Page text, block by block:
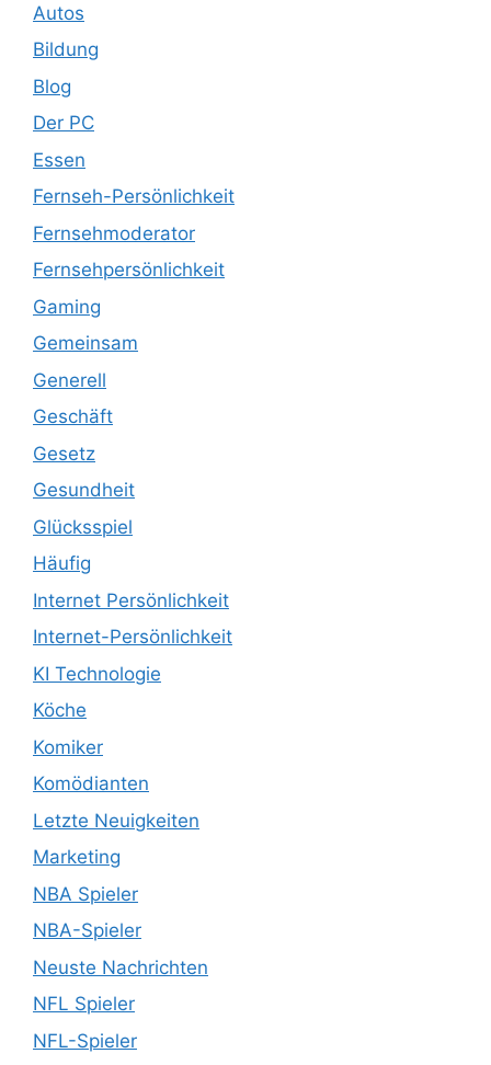
Autos
Bildung
Blog
Der PC
Essen
Fernseh-Persönlichkeit
Fernsehmoderator
Fernsehpersönlichkeit
Gaming
Gemeinsam
Generell
Geschäft
Gesetz
Gesundheit
Glücksspiel
Häufig
Internet Persönlichkeit
Internet-Persönlichkeit
KI Technologie
Köche
Komiker
Komödianten
Letzte Neuigkeiten
Marketing
NBA Spieler
NBA-Spieler
Neuste Nachrichten
NFL Spieler
NFL-Spieler